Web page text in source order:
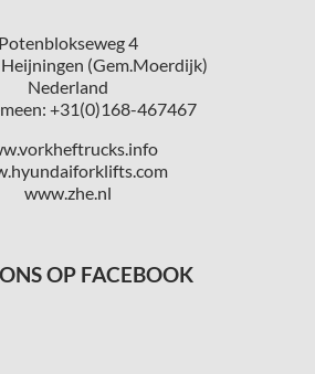
Potenblokseweg 4
(Gem.Moerdijk)
Nederland
+31(0)168-467467
www.zhe.nl
OP FACEBOOK